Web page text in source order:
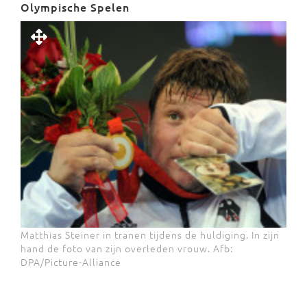
Olympische Spelen
Matthias Steiner in tranen tijdens de huldiging. In zijn
hand de foto van zijn overleden vrouw. Afb:
DPA/Picture-Alliance